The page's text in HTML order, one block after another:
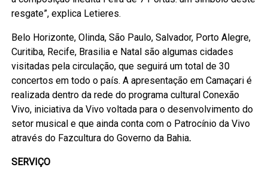
resgate”, explica Letieres.
Belo Horizonte, Olinda, São Paulo, Salvador, Porto Alegre,
Curitiba, Recife, Brasilia e Natal são algumas cidades
visitadas pela circulação, que seguirá um total de 30
concertos em todo o país. A apresentação em Camaçari é
realizada dentro da rede do programa cultural Conexão
Vivo, iniciativa da Vivo voltada para o desenvolvimento do
setor musical e que ainda conta com o Patrocínio da Vivo
através do Fazcultura do Governo da Bahia.
SERVIÇO